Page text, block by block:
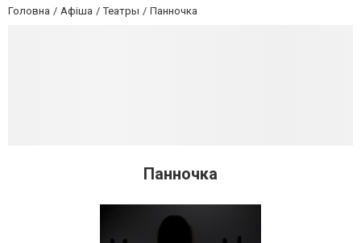
Головна Афіша Театры Панночка
Панночка